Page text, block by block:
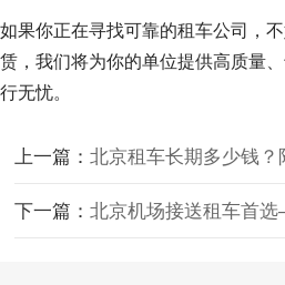
如果你正在寻找可靠的租车公司，
赁，我们将为你的单位提供高质量
行无忧。
上一篇：北京租车长期多少钱？附详细价
下一篇：北京机场接送租车首选——首汽租